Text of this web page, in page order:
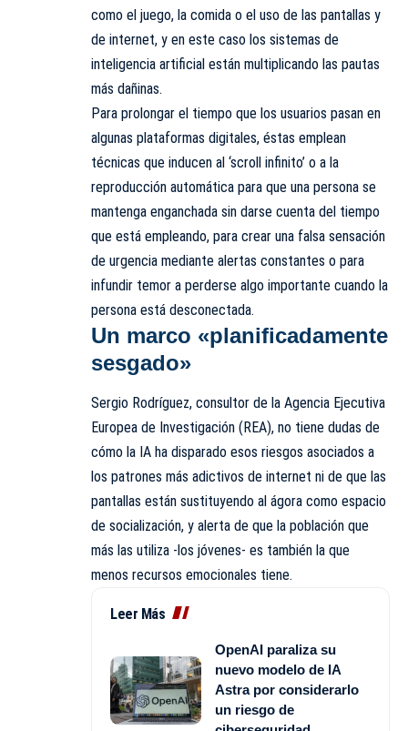
como el juego, la comida o el uso de las pantallas y
de internet, y en este caso los sistemas de
inteligencia artificial están multiplicando las pautas
más dañinas.
Para prolongar el tiempo que los usuarios pasan en
algunas plataformas digitales, éstas emplean
técnicas que inducen al ‘scroll infinito’ o a la
reproducción automática para que una persona se
mantenga enganchada sin darse cuenta del tiempo
que está empleando, para crear una falsa sensación
de urgencia mediante alertas constantes o para
infundir temor a perderse algo importante cuando la
persona está desconectada.
Un marco «planificadamente
sesgado»
Sergio Rodríguez, consultor de la Agencia Ejecutiva
Europea de Investigación (REA), no tiene dudas de
cómo la IA ha disparado esos riesgos asociados a
los patrones más adictivos de internet ni de que las
pantallas están sustituyendo al ágora como espacio
de socialización, y alerta de que la población que
más las utiliza -los jóvenes- es también la que
menos recursos emocionales tiene.
Leer Más
OpenAI paraliza su
nuevo modelo de IA
Astra por considerarlo
un riesgo de